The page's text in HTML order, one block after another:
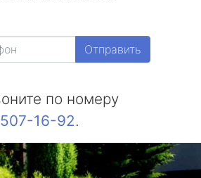
Отправить
по номеру
16-92.